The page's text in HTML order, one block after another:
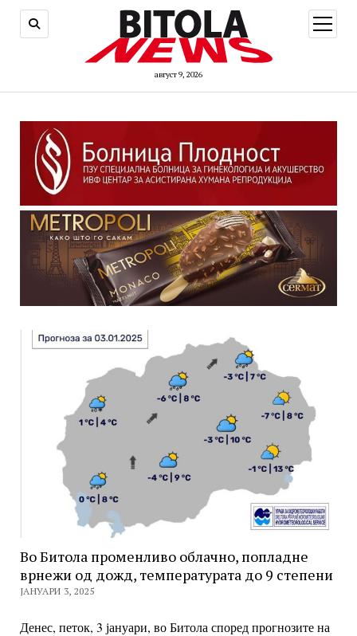
август 9, 2026
open
menu
Во Битола променливо облачно, попладне
врнежи од дожд, температурата до 9 степени
ЈАНУАРИ 3, 2025
Денес, петок, 3 јануари, во Битола според прогнозите на